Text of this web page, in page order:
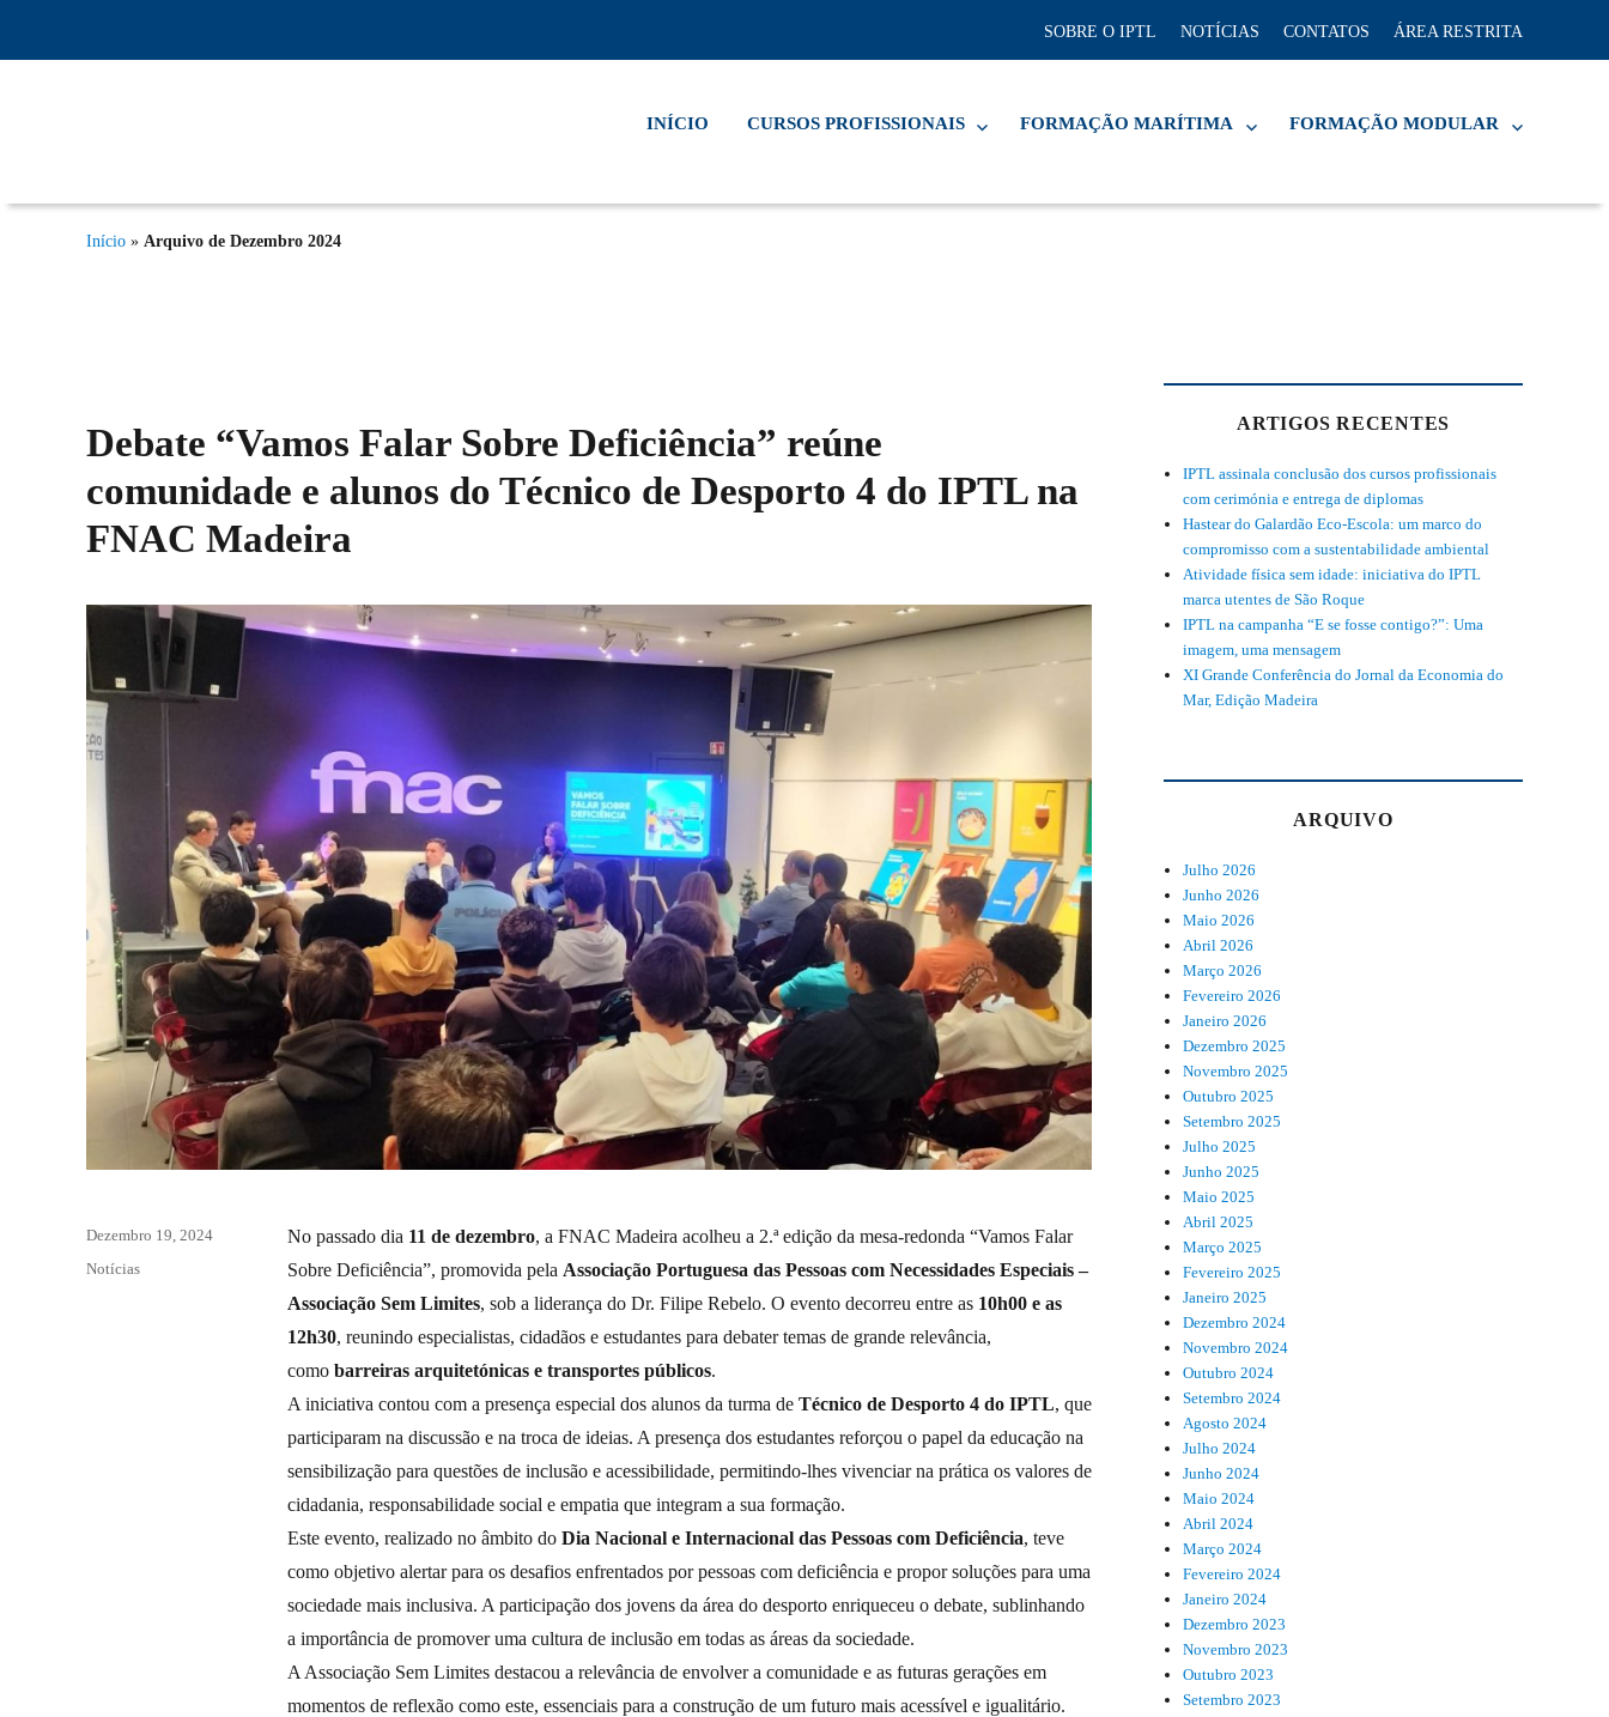
SOBRE O IPTL NOTÍCIAS CONTATOS ÁREA RESTRITA
Formação Marítima, Formação Modular
INÍCIO CURSOS PROFISSIONAIS FORMAÇÃO MARÍTIMA FORMAÇÃO MODULAR
Início » Arquivo de Dezembro 2024
Debate “Vamos Falar Sobre Deficiência” reúne
comunidade e alunos do Técnico de Desporto 4 do IPTL na
FNAC Madeira
No passado dia 11 de dezembro, a FNAC Madeira acolheu a 2.ª edição da mesa-redonda “Vamos Falar
Sobre Deficiência”, promovida pela Associação Portuguesa das Pessoas com Necessidades Especiais –
Associação Sem Limites, sob a liderança do Dr. Filipe Rebelo. O evento decorreu entre as 10h00 e as
12h30, reunindo especialistas, cidadãos e estudantes para debater temas de grande relevância,
como barreiras arquitetónicas e transportes públicos.
A iniciativa contou com a presença especial dos alunos da turma de Técnico de Desporto 4 do IPTL, que
participaram na discussão e na troca de ideias. A presença dos estudantes reforçou o papel da educação na
sensibilização para questões de inclusão e acessibilidade, permitindo-lhes vivenciar na prática os valores de
cidadania, responsabilidade social e empatia que integram a sua formação.
Este evento, realizado no âmbito do Dia Nacional e Internacional das Pessoas com Deficiência, teve
como objetivo alertar para os desafios enfrentados por pessoas com deficiência e propor soluções para uma
sociedade mais inclusiva. A participação dos jovens da área do desporto enriqueceu o debate, sublinhando
a importância de promover uma cultura de inclusão em todas as áreas da sociedade.
A Associação Sem Limites destacou a relevância de envolver a comunidade e as futuras gerações em
momentos de reflexão como este, essenciais para a construção de um futuro mais acessível e igualitário.
Posted
on
Dezembro 19, 2024
Categories
Notícias
ARTIGOS RECENTES
IPTL assinala conclusão dos cursos profissionais
com cerimónia e entrega de diplomas
Hastear do Galardão Eco-Escola: um marco do
compromisso com a sustentabilidade ambiental
Atividade física sem idade: iniciativa do IPTL
marca utentes de São Roque
IPTL na campanha “E se fosse contigo?”: Uma
imagem, uma mensagem
XI Grande Conferência do Jornal da Economia do
Mar, Edição Madeira
ARQUIVO
Julho 2026
Junho 2026
Maio 2026
Abril 2026
Março 2026
Fevereiro 2026
Janeiro 2026
Dezembro 2025
Novembro 2025
Outubro 2025
Setembro 2025
Julho 2025
Junho 2025
Maio 2025
Abril 2025
Março 2025
Fevereiro 2025
Janeiro 2025
Dezembro 2024
Novembro 2024
Outubro 2024
Setembro 2024
Agosto 2024
Julho 2024
Junho 2024
Maio 2024
Abril 2024
Março 2024
Fevereiro 2024
Janeiro 2024
Dezembro 2023
Novembro 2023
Outubro 2023
Setembro 2023